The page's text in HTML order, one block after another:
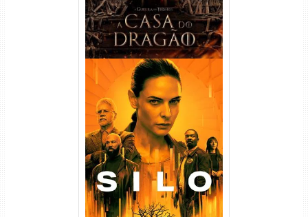
Silo 1ª Temporada Torrent
(2023) WEB-DL
720p/1080p/4K Dual Áudio